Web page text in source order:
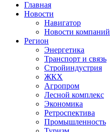
Главная
Новости
Навигатор
Новости компаний
Регион
Энергетика
Транспорт и связь
Стройиндустрия
ЖКХ
Агропром
Лесной комплекс
Экономика
Ретроспектива
Промышленность